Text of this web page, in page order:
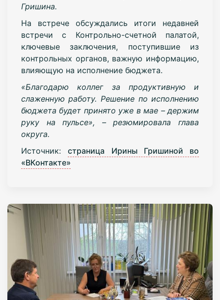
Гришина.
На встрече обсуждались итоги недавней
встречи с Контрольно-счетной палатой,
ключевые заключения, поступившие из
контрольных органов, важную информацию,
влияющую на исполнение бюджета.
«Благодарю коллег за продуктивную и
слаженную работу. Решение по исполнению
бюджета будет принято уже в мае – держим
руку на пульсе», – резюмировала глава
округа.
Источник:страница Ирины Гришиной во
«ВКонтакте»